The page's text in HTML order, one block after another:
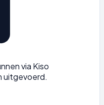
via Kiso
uitgevoerd.